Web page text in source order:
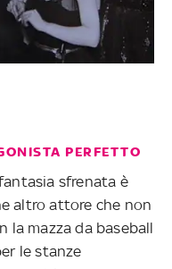
PERFETTO
sfrenata è
altro attore che non
la mazza da baseball
le stanze